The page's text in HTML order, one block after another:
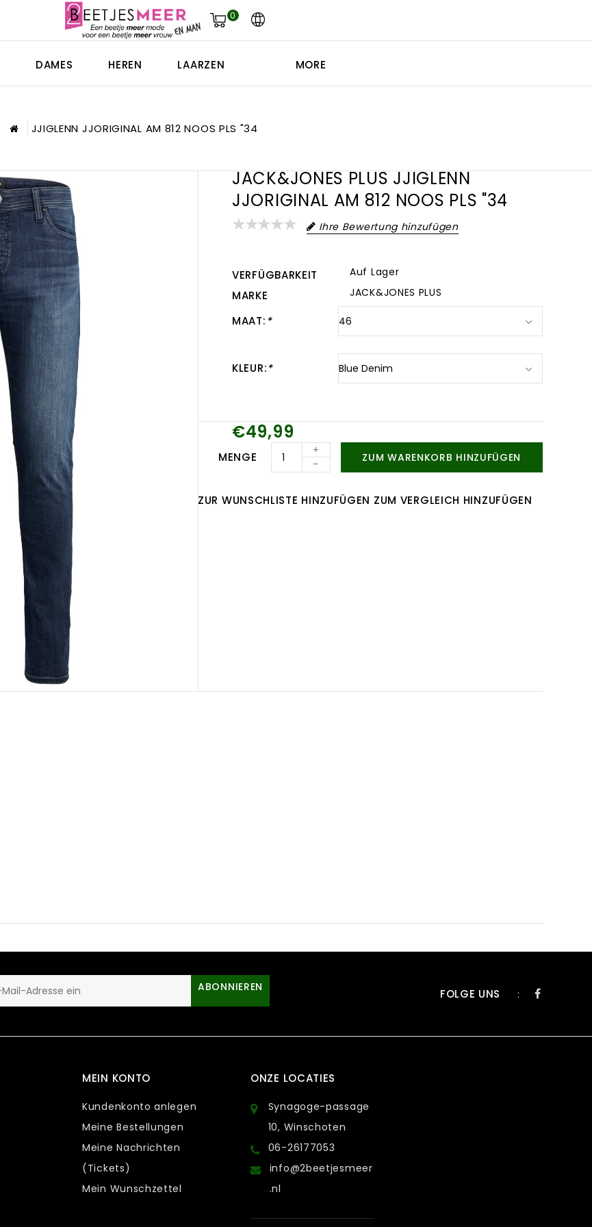
0
DAMES HEREN LAARZEN MORE
JJIGLENN JJORIGINAL AM 812 NOOS PLS "34
JACK&JONES PLUS JJIGLENN
JJORIGINAL AM 812 NOOS PLS "34
Ihre Bewertung hinzufügen
VERFÜGBARKEIT Auf Lager
MARKE JACK&JONES PLUS
MAAT: *
KLEUR:*
€49,99
MENGE
+
-
ZUM WARENKORB HINZUFÜGEN
ZUR WUNSCHLISTE HINZUFÜGEN ZUM VERGLEICH HINZUFÜGEN
ABONNIEREN FOLGE UNS :
MEIN KONTO
Kundenkonto anlegen
Meine Bestellungen
Meine Nachrichten
(Tickets)
Mein Wunschzettel
ONZE LOCATIES
Synagoge-passage
10, Winschoten
06-26177053
info@2beetjesmeer
.nl